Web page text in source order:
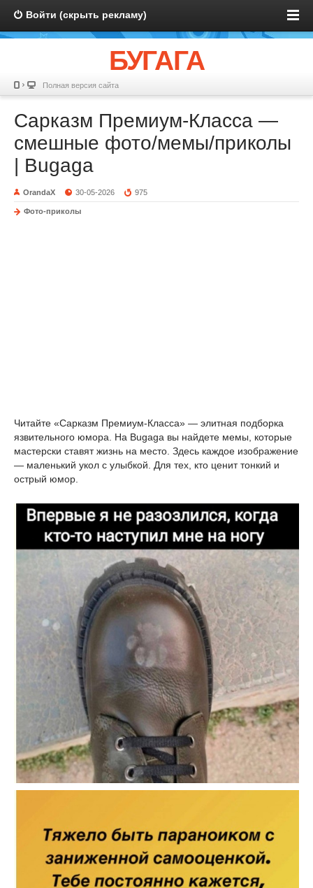
Войти (скрыть рекламу)
БУГАГА
Полная версия сайта
Сарказм Премиум-Класса —
смешные фото/мемы/приколы
| Bugaga
OrandaX 30-05-2026 975
Фото-приколы
Читайте «Сарказм Премиум-Класса» — элитная подборка
язвительного юмора. На Bugaga вы найдете мемы, которые
мастерски ставят жизнь на место. Здесь каждое изображение
— маленький укол с улыбкой. Для тех, кто ценит тонкий и
острый юмор.